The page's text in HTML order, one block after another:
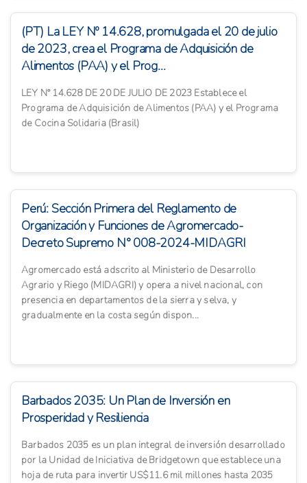
(PT) La LEY Nº 14.628, promulgada el 20 de julio
de 2023, crea el Programa de Adquisición de
Alimentos (PAA) y el Prog...
LEY N° 14.628 DE 20 DE JULIO DE 2023 Establece el
Programa de Adquisición de Alimentos (PAA) y el Programa
de Cocina Solidaria (Brasil)
Perú: Sección Primera del Reglamento de
Organización y Funciones de Agromercado-
Decreto Supremo N° 008-2024-MIDAGRI
Agromercado está adscrito al Ministerio de Desarrollo
Agrario y Riego (MIDAGRI) y opera a nivel nacional, con
presencia en departamentos de la sierra y selva, y
gradualmente en la costa según dispon...
Barbados 2035: Un Plan de Inversión en
Prosperidad y Resiliencia
Barbados 2035 es un plan integral de inversión desarrollado
por la Unidad de Iniciativa de Bridgetown que establece una
hoja de ruta para invertir US$11.6 mil millones hasta 2035